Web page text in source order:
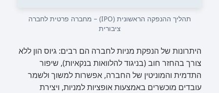
תהליך ההנפקה הראשונית (IPO) – מחברה פרטית לחברה
ציבורית
היתרונות של הנפקת מניות לחברה הם רבים: גיוס הון ללא
צורך בהחזר חוב (בניגוד להלוואות בנקאיות), שיפור
התדמית והמוניטין של החברה, אפשרות למשוך ולשמר
עובדים מוכשרים באמצעות אופציות למניות, ויצירת